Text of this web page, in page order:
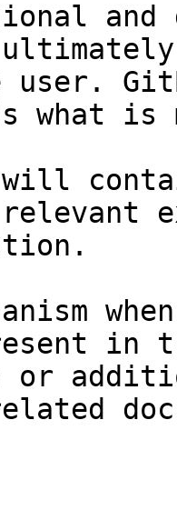
and
user.
what
will
in